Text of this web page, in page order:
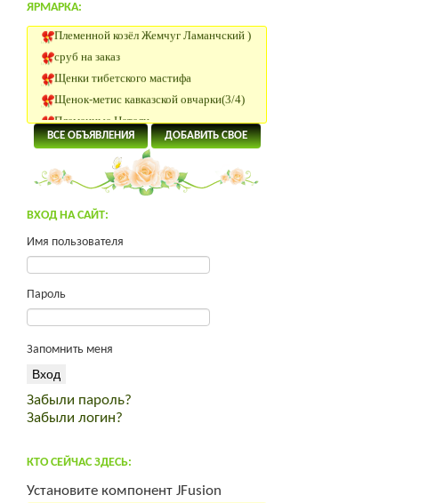
ЯРМАРКА:
Племенной козёл Жемчуг Ламанчский )
Нетели Черно-пестрой породы
КРС Казахской Белоголовой породы
Нетели породы Абердин Ангус
Нубийский козлик
Участок 180 км от Москвы
Помогите преобрести инкуб.яйцо.
Яйцо инкубационное Юрловская,
Михелинская кукушка
Щенки тибетского мастифа
продам мясо кролика премиум класса
корма для интенсивного выращивания
ВСЕ ОБЪЯВЛЕНИЯ ДОБАВИТЬ СВОЕ
ВХОД НА САЙТ:
Имя пользователя
Пароль
Запомнить меня
Забыли пароль?
Забыли логин?
КТО СЕЙЧАС ЗДЕСЬ:
Установите компонент JFusion